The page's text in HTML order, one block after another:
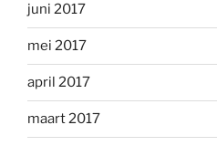
juni 2017
mei 2017
april 2017
maart 2017